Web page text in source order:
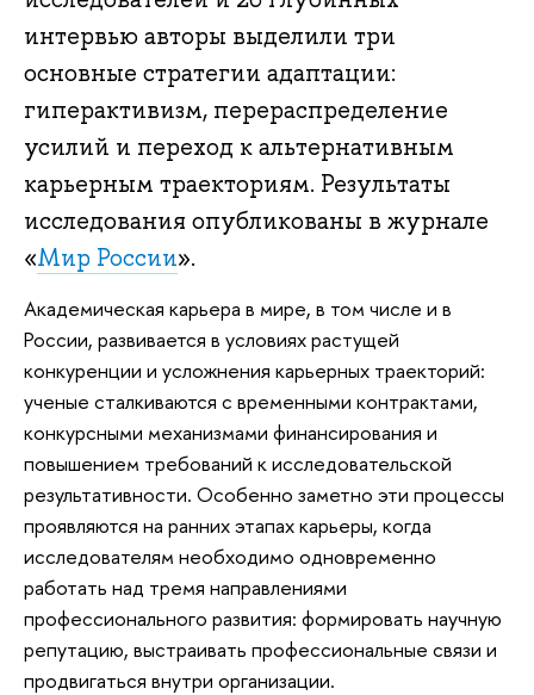
интервью авторы выделили три
основные стратегии адаптации:
гиперактивизм, перераспределение
усилий и переход к альтернативным
карьерным траекториям. Результаты
исследования опубликованы в журнале
«Мир России».
Академическая карьера в мире, в том числе и в
России, развивается в условиях растущей
конкуренции и усложнения карьерных траекторий:
ученые сталкиваются с временными контрактами,
конкурсными механизмами финансирования и
повышением требований к исследовательской
результативности. Особенно заметно эти процессы
проявляются на ранних этапах карьеры, когда
исследователям необходимо одновременно
работать над тремя направлениями
профессионального развития: формировать научную
репутацию, выстраивать профессиональные связи и
продвигаться внутри организации.